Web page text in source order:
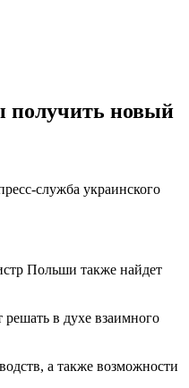
получить новый
служба украинского
Польши также найдет
в духе взаимного
а также возможности